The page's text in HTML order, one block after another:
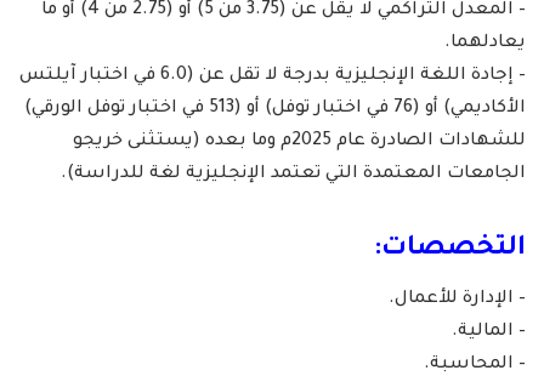
– المعدل التراكمي لا يقل عن (3.75 من 5) أو (2.75 من 4) أو ما
يعادلهما.
– إجادة اللغة الإنجليزية بدرجة لا تقل عن (6.0 في اختبار آيلتس
الأكاديمي) أو (76 في اختبار توفل) أو (513 في اختبار توفل الورقي)
للشهادات الصادرة عام 2025م وما بعده (يستثنى خريجو
الجامعات المعتمدة التي تعتمد الإنجليزية لغة للدراسة).
التخصصات:
– الإدارة للأعمال.
– المالية.
– المحاسبة.